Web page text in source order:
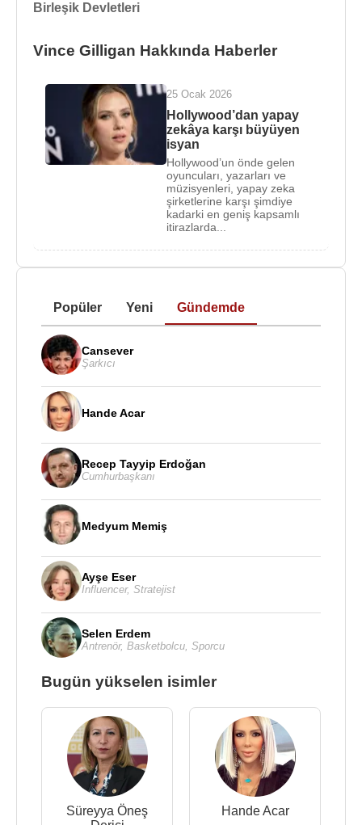
Birleşik Devletleri
Vince Gilligan Hakkında Haberler
25 Ocak 2026
Hollywood’dan yapay
zekâya karşı büyüyen
isyan
Hollywood’un önde gelen
oyuncuları, yazarları ve
müzisyenleri, yapay zeka
şirketlerine karşı şimdiye
kadarki en geniş kapsamlı
itirazlarda...
Popüler Yeni Gündemde
Cansever
Şarkıcı
Hande Acar
Recep Tayyip Erdoğan
Cumhurbaşkanı
Medyum Memiş
Ayşe Eser
Influencer, Stratejist
Selen Erdem
Antrenör, Basketbolcu Sporcu
Bugün yükselen isimler
Süreyya Öneş
Hande Acar